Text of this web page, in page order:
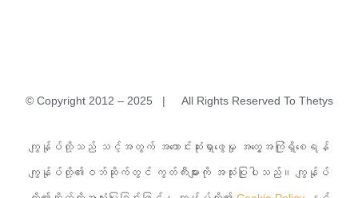
ကျွန်ုပ်တို့သည် သင့်အတွက် အကောင်းဆုံးရှာဖွေမှု အတွေ့အကြုံရှိစေရန်
ကျွန်ုပ်တို့၏ဝဘ်ဆိုက်တွင် ကွတ်ကီးများကို အသုံးပြုပါသည်။ ကျွန်ုပ်
© Copyright 2012 – 2025 | All Rights Reserved To Thetys